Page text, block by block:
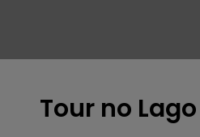
Tour no